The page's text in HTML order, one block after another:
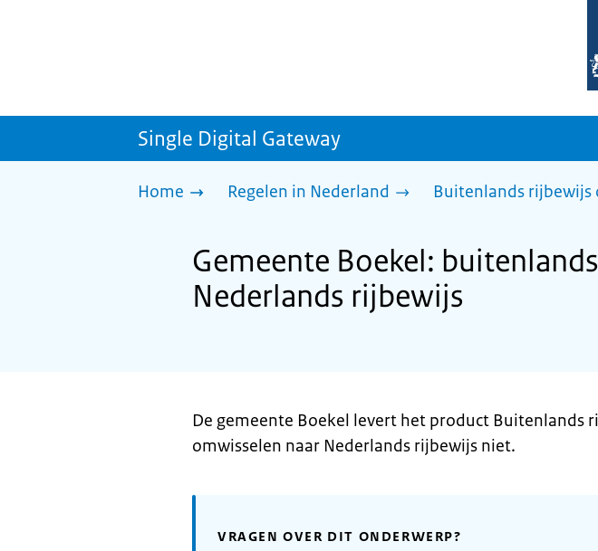
Single Digital Gateway
Home Regelen in Nederland Buitenlands rijbewijs
Gemeente Boekel:
Nederlands rijbewijs
De gemeente Boekel levert het product Buitenlands
omwisselen naar Nederlands rijbewijs niet.
VRAGEN OVER DIT ONDERWERP?